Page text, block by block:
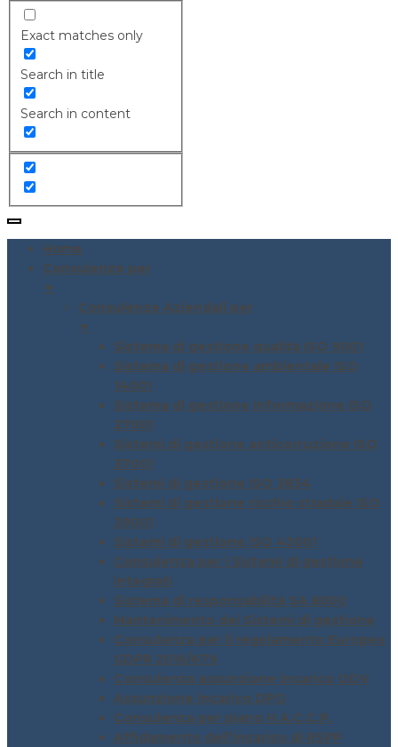
Exact matches only
Search in title
Search in content
Home
Consulenze per
▼
Consulenze Aziendali per
▼
Sistema di gestione qualità ISO 9001
Sistema di gestione ambientale ISO
14001
Sistema di gestione informazione ISO
27001
Sistemi di gestione anticorruzione ISO
37001
Sistemi di gestione ISO 3834
Sistemi di gestione rischio stradale ISO
39001
Sistemi di gestione ISO 45001
Consulenza per i Sistemi di gestione
integrati
Sistema di responsabilità SA 8000
Mantenimento dei Sistemi di gestione
Consulenza per il regolamento Europeo
GDPR 2016/679
Consulenza assunzione incarico ODV
Assunzione incarico DPO
Consulenza per piano H.A.C.C.P.
Affidamento dell’incarico di RSPP